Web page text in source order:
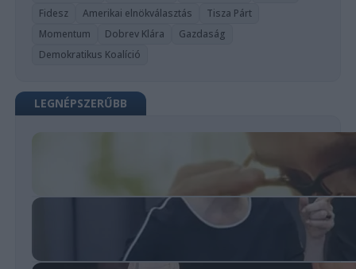
Fidesz
Amerikai elnökválasztás
Tisza Párt
Momentum
Dobrev Klára
Gazdaság
Demokratikus Koalíció
LEGNÉPSZERŰBB